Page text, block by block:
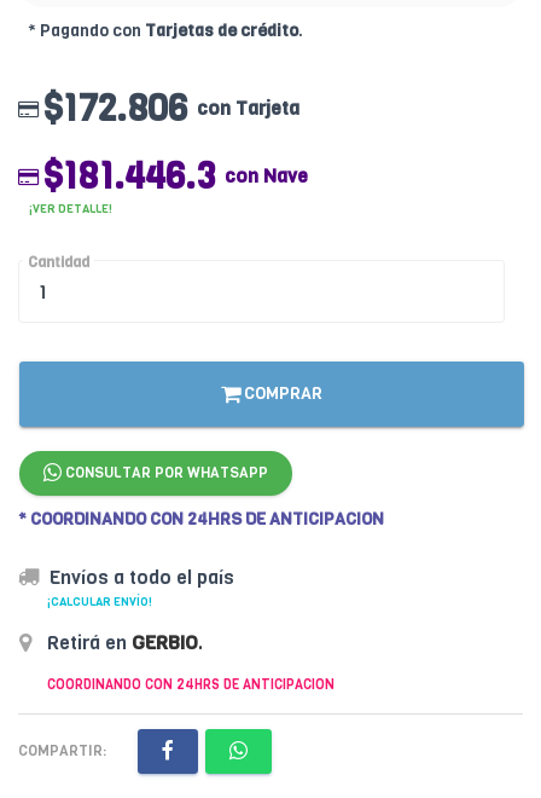
* Pagando con Tarjetas de crédito.
$172.806 con Tarjeta
$181.446.3 con Nave
¡VER DETALLE!
Cantidad
COMPRAR
CONSULTAR POR WHATSAPP
* COORDINANDO CON 24HRS DE ANTICIPACION
Envíos a todo el país
¡CALCULAR ENVÍO!
Retirá en GERBIO.
COORDINANDO CON 24HRS DE ANTICIPACION
COMPARTIR: